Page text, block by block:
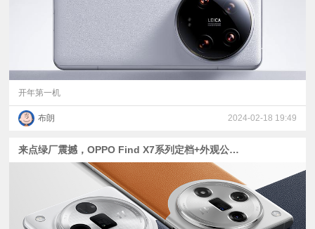
讯
评
测
开年第一机
布朗 2024-02-18 19:49
来点绿厂震撼，OPPO Find X7系列定档+外观公布| 2799元起，骁龙8+的荣耀X50 Pro上架|天玑9300平板爆料